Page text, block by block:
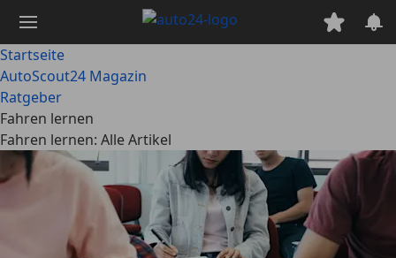
Hauptinhalt
springen
Startseite
AutoScout24 Magazin
Ratgeber
Fahren lernen
Fahren lernen: Alle Artikel